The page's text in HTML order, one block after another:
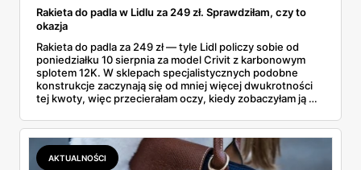
Rakieta do padla w Lidlu za 249 zł. Sprawdziłam, czy to
okazja
Rakieta do padla za 249 zł — tyle Lidl policzy sobie od
poniedziałku 10 sierpnia za model Crivit z karbonowym
splotem 12K. W sklepach specjalistycznych podobne
konstrukcje zaczynają się od mniej więcej dwukrotności
tej kwoty, więc przecierałam oczy, kiedy zobaczyłam ją w
najszybciej rosnący sport w Polsce: kortów przybywa
lawinowo, a chętnych jeszcze szybciej. Sprawdziłam, co
dokładnie dostajemy za te pieniądze i komu taka rakieta
faktycznie wystarczy.
AKTUALNOŚCI